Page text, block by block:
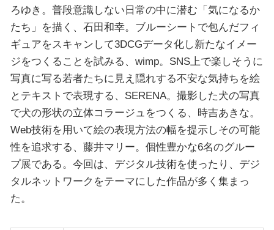
ろゆき。普段意識しない日常の中に潜む「気になるか
たち」を描く、石田和幸。ブルーシートで包んだフィ
ギュアをスキャンして3DCGデータ化し新たなイメー
ジをつくることを試みる、wimp。SNS上で楽しそうに
写真に写る若者たちに見え隠れする不安な気持ちを絵
とテキストで表現する、SERENA。撮影した犬の写真
で犬の形状の立体コラージュをつくる、時吉あきな。
Web技術を用いて絵の表現方法の幅を提示しその可能
性を追求する、藤井マリー。個性豊かな6名のグルー
プ展である。今回は、デジタル技術を使ったり、デジ
タルネットワークをテーマにした作品が多く集まっ
た。